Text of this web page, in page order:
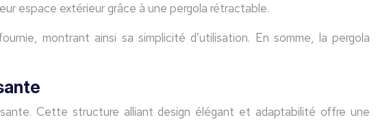
espace extérieur grâce à une pergola rétractable.
montrant ainsi sa simplicité d’utilisation. En somme, la pergola
Cette structure alliant design élégant et adaptabilité offre une